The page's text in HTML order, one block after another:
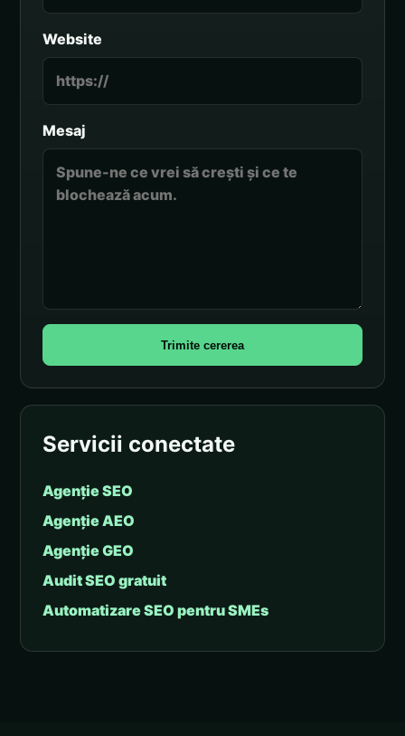
Website
Mesaj
Trimite cererea
Servicii conectate
Agenție SEO
Agenție AEO
Agenție GEO
Audit SEO gratuit
Automatizare SEO pentru SMEs